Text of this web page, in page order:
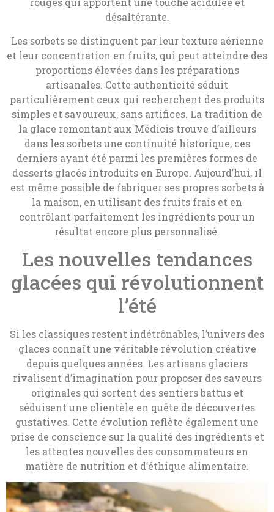
désaltérante.
Les sorbets se distinguent par leur texture aérienne
et leur concentration en fruits, qui peut atteindre des
proportions élevées dans les préparations
artisanales. Cette authenticité séduit
particulièrement ceux qui recherchent des produits
simples et savoureux, sans artifices. La tradition de
la glace remontant aux Médicis trouve d’ailleurs
dans les sorbets une continuité historique, ces
derniers ayant été parmi les premières formes de
desserts glacés introduits en Europe. Aujourd’hui, il
est même possible de fabriquer ses propres sorbets à
la maison, en utilisant des fruits frais et en
contrôlant parfaitement les ingrédients pour un
résultat encore plus personnalisé.
Les nouvelles tendances
glacées qui révolutionnent
l’été
Si les classiques restent indétrônables, l’univers des
glaces connaît une véritable révolution créative
depuis quelques années. Les artisans glaciers
rivalisent d’imagination pour proposer des saveurs
originales qui sortent des sentiers battus et
séduisent une clientèle en quête de découvertes
gustatives. Cette évolution reflète également une
prise de conscience sur la qualité des ingrédients et
les attentes nouvelles des consommateurs en
matière de nutrition et d’éthique alimentaire.